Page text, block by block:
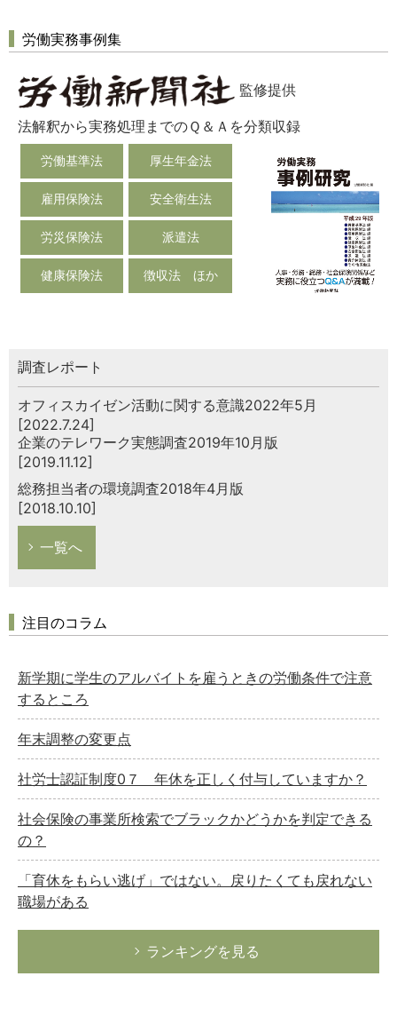
労働実務事例集
監修提供
法解釈から実務処理までのＱ＆Ａを分類収録
労働基準法 厚生年金法
雇用保険法 安全衛生法
労災保険法 派遣法
健康保険法 徴収法 ほか
調査レポート
オフィスカイゼン活動に関する意識2022年5月
[2022.7.24]
企業のテレワーク実態調査2019年10月版
[2019.11.12]
総務担当者の環境調査2018年4月版
[2018.10.10]
一覧へ
注目のコラム
新学期に学生のアルバイトを雇うときの労働条件で注意
するところ
年末調整の変更点
社労士認証制度0７ 年休を正しく付与していますか？
社会保険の事業所検索でブラックかどうかを判定できる
の？
「育休をもらい逃げ」ではない。戻りたくても戻れない
職場がある
ランキングを見る